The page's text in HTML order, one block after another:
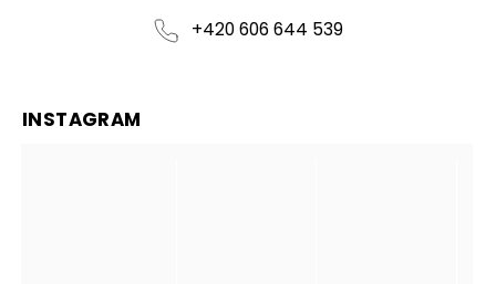
+420 606 644 539
INSTAGRAM